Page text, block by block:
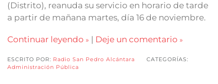
(Distrito), reanuda su servicio en horario de tarde
a partir de mañana martes, día 16 de noviembre.
Continuar leyendo | Deje un comentario
ESCRITO POR: Radio San Pedro Alcántara
CATEGORÍAS:
Administración Pública